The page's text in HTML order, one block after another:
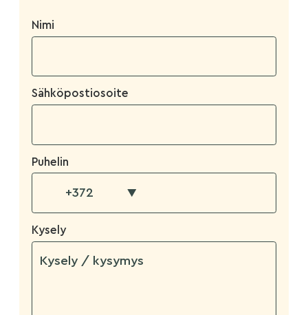
Nimi
Sähköpostiosoite
Puhelin
▼
Kysely